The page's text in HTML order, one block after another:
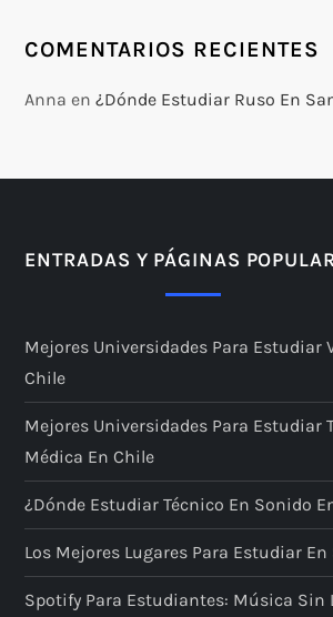
COMENTARIOS RECIENTES
Anna en¿Dónde Estudiar Ruso En
ENTRADAS Y PÁGINAS
Mejores Universidades Para Estudiar
Chile
Mejores Universidades Para Estudiar
Médica En Chile
¿Dónde Estudiar Técnico En Sonido
Los Mejores Lugares Para Estudiar
Spotify Para Estudiantes: Música Sin